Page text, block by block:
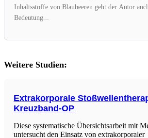
Inhaltsstoffe von Blaubeeren geht der Autor
Bedeutung...
Weitere Studien:
Extrakorporale
Kreuzband-OP
Diese systematische Übersichtsarbeit mit
untersucht den Einsatz von extrakorporaler